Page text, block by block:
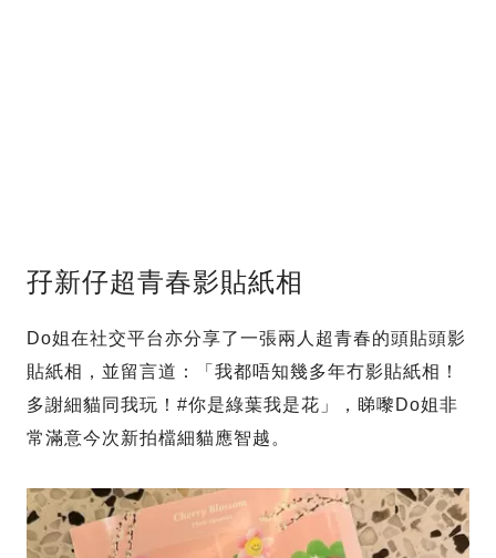
孖新仔超青春影貼紙相
Do姐在社交平台亦分享了一張兩人超青春的頭貼頭影
貼紙相，並留言道：「我都唔知幾多年冇影貼紙相！
多謝細貓同我玩！#你是綠葉我是花」，睇嚟Do姐非
常滿意今次新拍檔細貓應智越。